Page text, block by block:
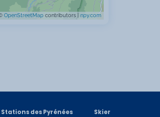
OpenStreetMap contributors | npy.com
Stations des Pyrénées Skier